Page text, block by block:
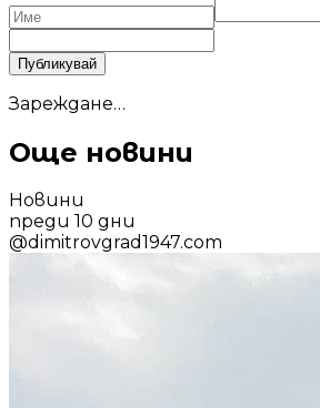
Публикувай
Зареждане…
Още новини
Новини
преди 10 дни
@dimitrovgrad1947.com